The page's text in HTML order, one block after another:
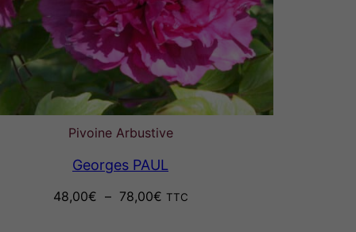
Pivoine Arbustive
Georges PAUL
48,00€ – 78,00€Plage
TTC